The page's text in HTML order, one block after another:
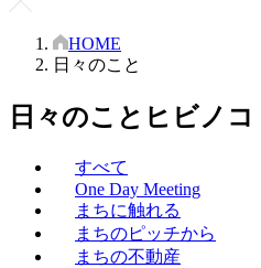
HOME
日々のこと
日々のこと ヒビノコ
すべて
One Day Meeting
まちに触れる
まちのピッチから
まちの不動産